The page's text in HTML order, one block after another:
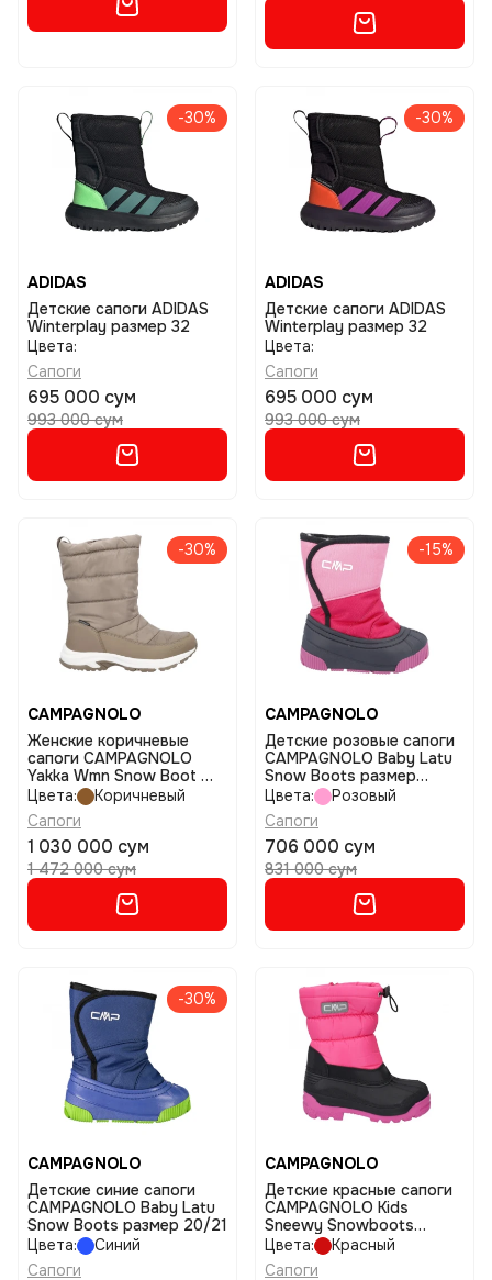
-30%
ADIDAS
Детские сапоги ADIDAS
Winterplay размер 32
Цвета:
Сапоги
695 000 сум
993 000 сум
-30%
ADIDAS
Детские сапоги ADIDAS
Winterplay размер 32
Цвета:
Сапоги
695 000 сум
993 000 сум
-30%
CAMPAGNOLO
Женские коричневые
сапоги CAMPAGNOLO
Yakka Wmn Snow Boot Wp
размер 36
Цвета:
Коричневый
Сапоги
1 030 000 сум
1 472 000 сум
-15%
CAMPAGNOLO
Детские розовые сапоги
CAMPAGNOLO Baby Latu
Snow Boots размер
22/23
Цвета:
Розовый
Сапоги
706 000 сум
831 000 сум
-30%
CAMPAGNOLO
Детские синие сапоги
CAMPAGNOLO Baby Latu
Snow Boots размер 20/21
Цвета:
Синий
Сапоги
CAMPAGNOLO
Детские красные сапоги
CAMPAGNOLO Kids
Sneewy Snowboots
размер 36
Цвета:
Красный
Сапоги